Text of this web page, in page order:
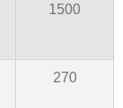
1500
270